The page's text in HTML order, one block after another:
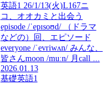
英語1 26/1/13(火)L167ニ
コ、オオカミと出会う
episode /ˈepɪsoʊd/ （ドラマ
などの）回、エピソード
everyone /ˈevriwʌn/ みんな、
皆さんmoon /muːn/ 月call ...
2026.01.13
基礎英語1